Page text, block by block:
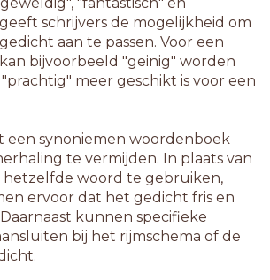
schrijvers de mogelijkheid om
aan te passen. Voor een
bijvoorbeeld "geinig" worden
meer geschikt is voor een
een synoniemen woordenboek
te vermijden. In plaats van
woord te gebruiken,
ervoor dat het gedicht fris en
kunnen specifieke
bij het rijmschema of de